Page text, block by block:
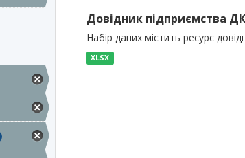
Довідник підприємства
Набір даних містить ресурс
XLSX